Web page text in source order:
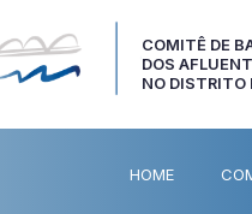
COMITÊ DE
DOS
NO DISTRITO
HOME